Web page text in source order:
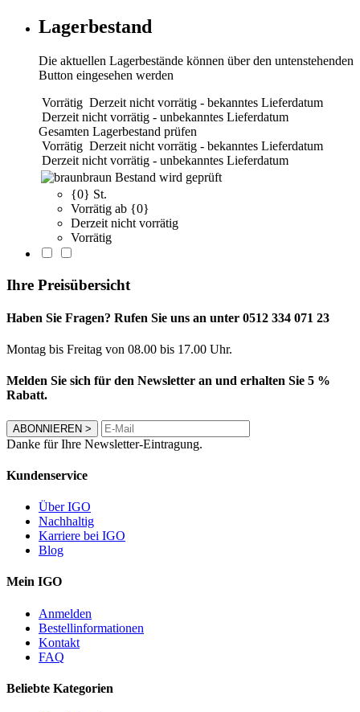
Lagerbestand
Die aktuellen Lagerbestände können über den untenstehenden
Button eingesehen werden
Vorrätig Derzeit nicht vorrätig - bekanntes Lieferdatum
Derzeit nicht vorrätig - unbekanntes Lieferdatum
Gesamten Lagerbestand prüfen
Vorrätig Derzeit nicht vorrätig - bekanntes Lieferdatum
Derzeit nicht vorrätig - unbekanntes Lieferdatum
braun Bestand wird geprüft
{0} St.
Vorrätig ab {0}
Derzeit nicht vorrätig
Vorrätig
Ihre Preisübersicht
Haben Sie Fragen? Rufen Sie uns an unter 0512 334 071 23
Montag bis Freitag von 08.00 bis 17.00 Uhr.
Melden Sie sich für den Newsletter an und erhalten Sie 5 %
Rabatt.
ABONNIEREN >
Danke für Ihre Newsletter-Eintragung.
Kundenservice
Über IGO
Nachhaltig
Karriere bei IGO
Blog
Mein IGO
Anmelden
Bestellinformationen
Kontakt
FAQ
Beliebte Kategorien